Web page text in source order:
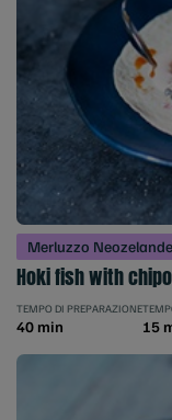
Merluzzo
Hoki fish with
TEMPO DI PREPARAZIONE
40 min 15